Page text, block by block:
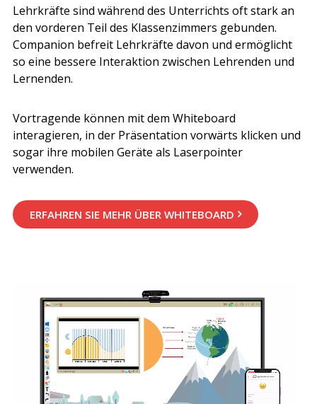
Lehrkräfte sind während des Unterrichts oft stark an
den vorderen Teil des Klassenzimmers gebunden.
Companion befreit Lehrkräfte davon und ermöglicht
so eine bessere Interaktion zwischen Lehrenden und
Lernenden.
Vortragende können mit dem Whiteboard
interagieren, in der Präsentation vorwärts klicken und
sogar ihre mobilen Geräte als Laserpointer
verwenden.
ERFAHREN SIE MEHR ÜBER WHITEBOARD